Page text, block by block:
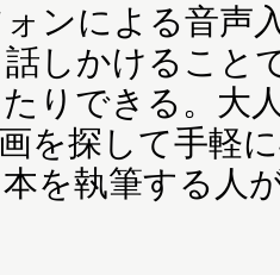
ンによる音声
しかけること
りできる。大
を探して手軽
を執筆する人